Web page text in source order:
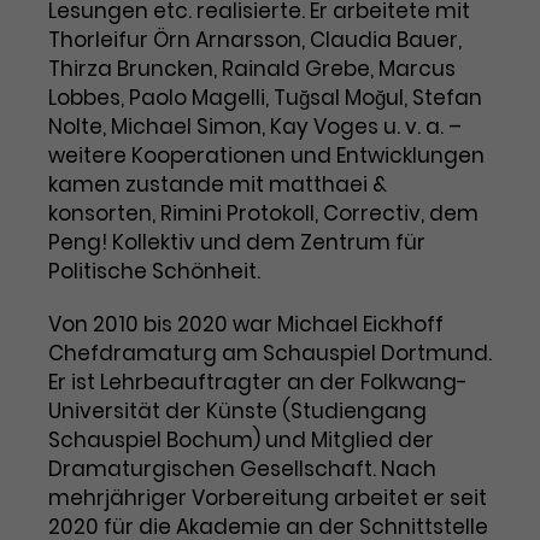
Benutzer*in wiedererkannt werden,
und es wird Zugang zu
geschützten Bereichen gewährt.
Name cookie_optin
Anbieter TYPO3
Laufzeit 1 Monat
Zweck
Enthält die gewählten Tracking-
Optin-Einstellungen.
Laufzeit 2 Jahre
Zweck
Dieses Cookie wird von Google
Analytics installiert. Das Cookie
wird verwendet, um
Besucher*innen-, Sitzungs- und
Kampagnendaten zu berechnen
und die Nutzung der Website für
den Analysebericht der Website zu
verfolgen. Die Cookies speichern
eine zufallsgenerierte Nummer zu,
um Besuche zu erkennen.
Name _gid
Anbieter Google Analytics
Marketing
Diese Gruppe beinhaltet alle Scripte, die es uns
ermöglichen die Leistung unserer
Werbekampagnen zu analysieren und
Conversions zu messen. Außerdem helfen sie
uns dabei Werbeanzeigen und Inhalte besser auf
die Interessen unserer Nutzer abzustimmen.
Name
_gcl_au
Anbieter Google Ads
Zweck
Wird von Google verwendet, um
die Effizienz von Werbeanzeigen zu
messen und Conversions zu
speichern. Dieses Cookie hilft dabei
nachzuvollziehen, ob Nutzer über
Google-Anzeigen auf unsere
Website gelangt sind.
Cookie-Informationen
Lesungen etc. realisierte. Er arbeitete mit
Thorleifur Örn Arnarsson, Claudia Bauer,
Thirza Bruncken, Rainald Grebe, Marcus
Lobbes, Paolo Magelli, Tuğsal Moğul, Stefan
Nolte, Michael Simon, Kay Voges u. v. a. –
weitere Kooperationen und Entwicklungen
kamen zustande mit matthaei &
konsorten, Rimini Protokoll, Correctiv, dem
Peng! Kollektiv und dem Zentrum für
Politische Schönheit.
Von 2010 bis 2020 war Michael Eickhoff
Chefdramaturg am Schauspiel Dortmund.
Er ist Lehrbeauftragter an der Folkwang-
Universität der Künste (Studiengang
Schauspiel Bochum) und Mitglied der
Dramaturgischen Gesellschaft. Nach
mehrjähriger Vorbereitung arbeitet er seit
2020 für die Akademie an der Schnittstelle